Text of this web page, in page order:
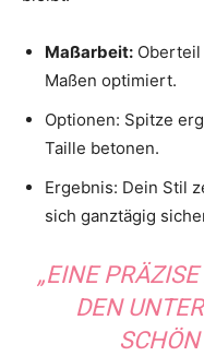
Maßarbeit: Oberteil
Maßen optimiert.
Optionen: Spitze
Taille betonen.
Ergebnis: Dein Stil
sich ganztägig
„EINE
DEN
SCHÖN